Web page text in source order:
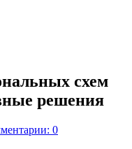
схем
решения
0